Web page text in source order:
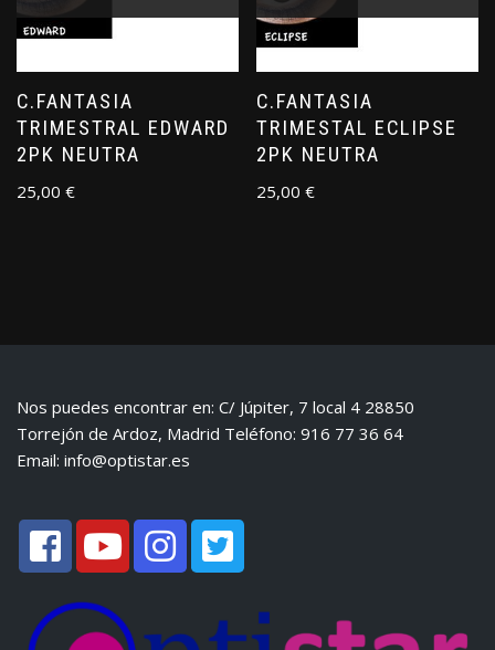
C.FANTASIA
TRIMESTRAL EDWARD
2PK NEUTRA
25,00 €
C.FANTASIA
TRIMESTAL ECLIPSE
2PK NEUTRA
25,00€
Nos puedes encontrar en: C/ Júpiter, 7 local 4 28850
Torrejón de Ardoz, Madrid Teléfono: 916 77 36 64
Email: info@optistar.es